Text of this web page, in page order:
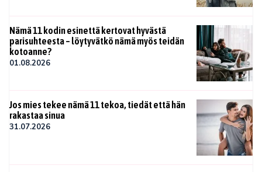
Nämä 11 kodin esinettä kertovat hyvästä
parisuhteesta – löytyvätkö nämä myös teidän
kotoanne?
01.08.2026
Jos mies tekee nämä 11 tekoa, tiedät että hän
rakastaa sinua
31.07.2026